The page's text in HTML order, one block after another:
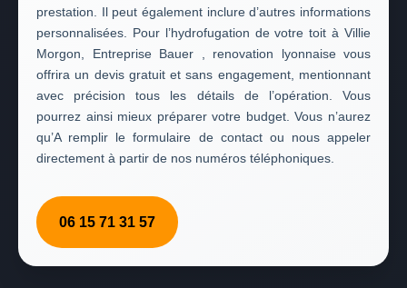
prestation. Il peut également inclure d’autres informations
personnalisées. Pour l’hydrofugation de votre toit à Villie
Morgon, Entreprise Bauer , renovation lyonnaise vous
offrira un devis gratuit et sans engagement, mentionnant
avec précision tous les détails de l’opération. Vous
pourrez ainsi mieux préparer votre budget. Vous n’aurez
qu’A remplir le formulaire de contact ou nous appeler
directement à partir de nos numéros téléphoniques.
06 15 71 31 57